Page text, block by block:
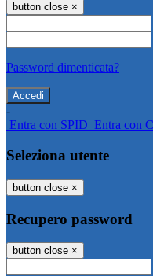
button close ×
Password dimenticata?
-
Entra con SPID Entra con
Seleziona utente
button close ×
Recupero password
button close ×